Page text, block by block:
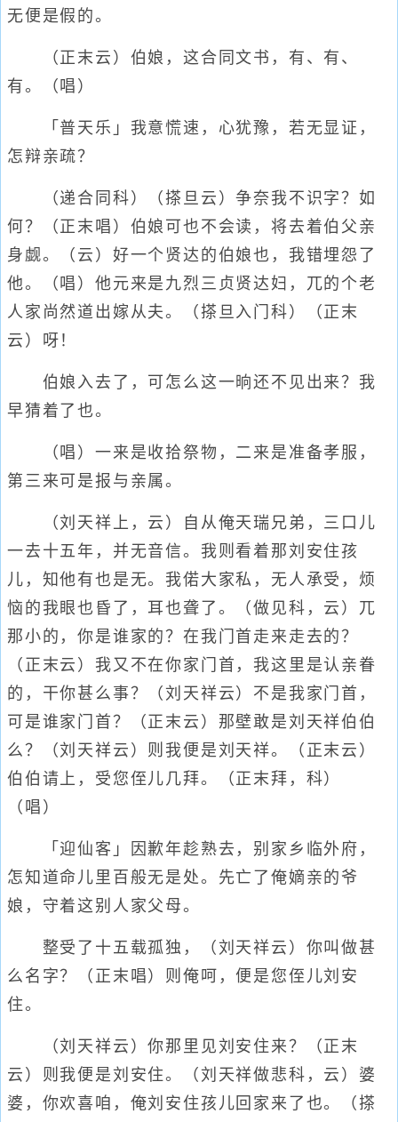
无便是假的。
（正末云）伯娘，这合同文书，有、有、
有。（唱）
「普天乐」我意慌速，心犹豫，若无显证，
怎辩亲疏？
（递合同科）（搽旦云）争奈我不识字？如
何？（正末唱）伯娘可也不会读，将去着伯父亲
身觑。（云）好一个贤达的伯娘也，我错埋怨了
他。（唱）他元来是九烈三贞贤达妇，兀的个老
人家尚然道出嫁从夫。（搽旦入门科）（正末
云）呀！
伯娘入去了，可怎么这一晌还不见出来？我
早猜着了也。
（唱）一来是收拾祭物，二来是准备孝服，
第三来可是报与亲属。
（刘天祥上，云）自从俺天瑞兄弟，三口儿
一去十五年，并无音信。我则看着那刘安住孩
儿，知他有也是无。我偌大家私，无人承受，烦
恼的我眼也昏了，耳也聋了。（做见科，云）兀
那小的，你是谁家的？在我门首走来走去的？
（正末云）我又不在你家门首，我这里是认亲眷
的，干你甚么事？（刘天祥云）不是我家门首，
可是谁家门首？（正末云）那壁敢是刘天祥伯伯
么？（刘天祥云）则我便是刘天祥。（正末云）
伯伯请上，受您侄儿几拜。（正末拜，科）
（唱）
「迎仙客」因歉年趁熟去，别家乡临外府，
怎知道命儿里百般无是处。先亡了俺嫡亲的爷
娘，守着这别人家父母。
整受了十五载孤独，（刘天祥云）你叫做甚
么名字？（正末唱）则俺呵，便是您侄儿刘安
住。
（刘天祥云）你那里见刘安住来？（正末
云）则我便是刘安住。（刘天祥做悲科，云）婆
婆，你欢喜咱，俺刘安住孩儿回家来了也。（搽